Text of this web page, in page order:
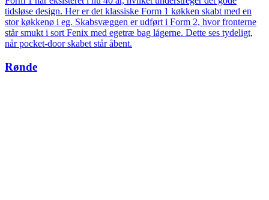
tidsløse design. Her er det klassiske Form 1 køkken skabt med en
stor køkkenø i eg. Skabsvæggen er udført i Form 2, hvor fronterne
står smukt i sort Fenix med egetræ bag lågerne. Dette ses tydeligt,
når pocket-door skabet står åbent.
Rønde